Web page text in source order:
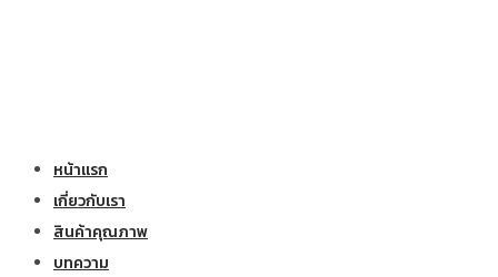
หน้าแรก
เกี่ยวกับเรา
สินค้าคุณภาพ
บทความ